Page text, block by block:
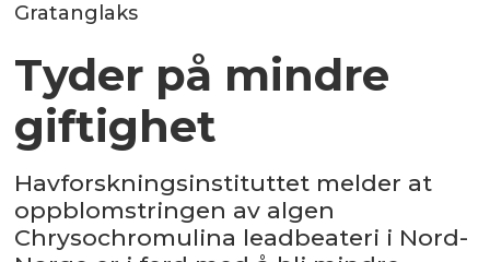
Gratanglaks
Tyder på mindre
giftighet
Havforskningsinstituttet melder at
oppblomstringen av algen
Chrysochromulina leadbeateri i Nord-